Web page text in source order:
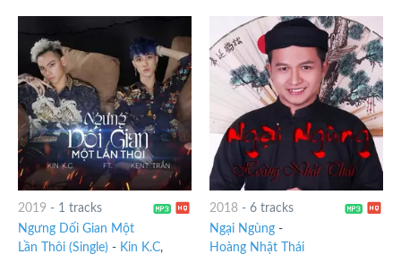
2019 - 1 tracks
Ngưng Dối Gian Một
Lần Thôi (Single) - Kin K.C,
2018- 6 tracks
Ngại Ngùng-
Hoàng Nhật Thái